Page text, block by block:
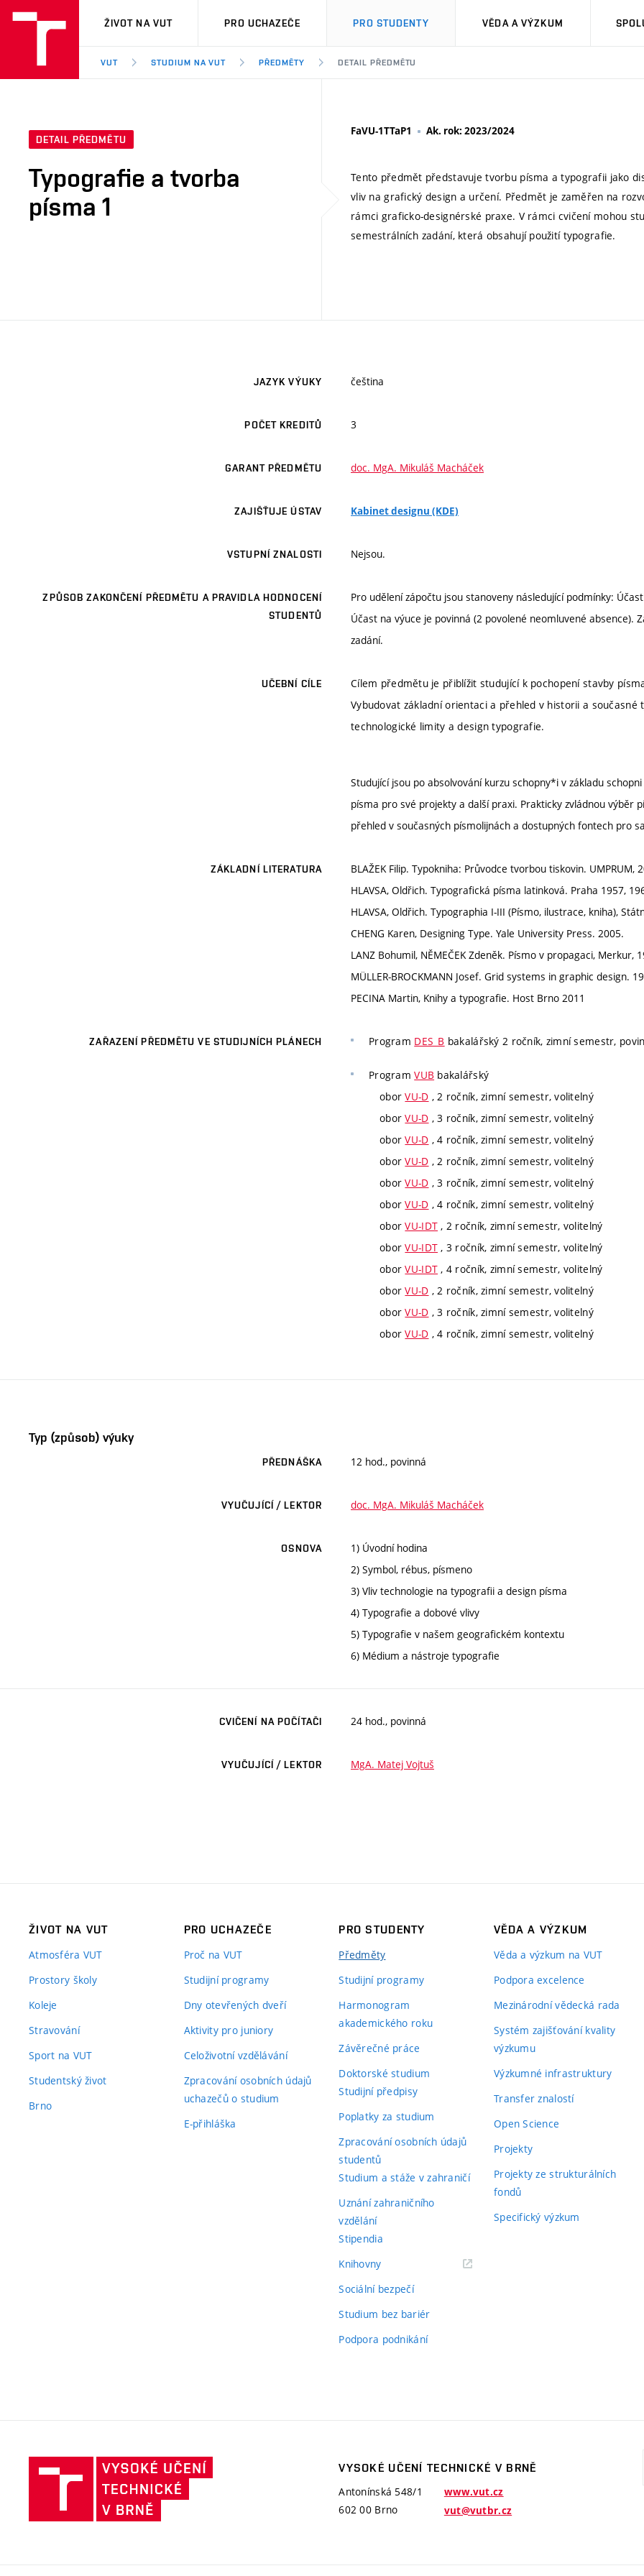
VUT
ŽIVOT NA VUT PRO UCHAZEČE PRO STUDENTY VĚDA A VÝZKUM
VUT STUDIUM NA VUT PŘEDMĚTY DETAIL PŘEDMĚTU
DETAIL PŘEDMĚTU
Typografie a tvorba
písma 1
FaVU-1TTaP1 Ak. rok: 2023/2024
Tento předmět představuje tvorbu písma a typografii jako
vliv na grafický design a určení. Předmět je zaměřen na
rámci graficko-designérské praxe. V rámci cvičení mohou
semestrálních zadání, která obsahují použití typografie.
JAZYK VÝUKY čeština
POČET KREDITŮ 3
GARANT PŘEDMĚTU doc. MgA. Mikuláš Macháček
ZAJIŠŤUJE ÚSTAV Kabinet designu (KDE)
VSTUPNÍ ZNALOSTI Nejsou.
ZPŮSOB ZAKONČENÍ PŘEDMĚTU A PRAVIDLA HODNOCENÍ
STUDENTŮ
Pro udělení zápočtu jsou stanoveny následující podmínky:
Účast na výuce je povinná (2 povolené neomluvené
zadání.
UČEBNÍ CÍLE
Cílem předmětu je přiblížit studující k pochopení stavby
Vybudovat základní orientaci a přehled v historii a
technologické limity a design typografie.
Studující jsou po absolvování kurzu schopny*i v základu
písma pro své projekty a další praxi. Prakticky zvládnou
přehled v současných písmolijnách a dostupných fontech pro
ZÁKLADNÍ LITERATURA
BLAŽEK Filip. Typokniha: Průvodce tvorbou tiskovin. UMPRUM,
HLAVSA, Oldřich. Typografická písma latinková. Praha 1957,
HLAVSA, Oldřich. Typographia I-III (Písmo, ilustrace, kniha),
CHENG Karen, Designing Type. Yale University Press. 2005.
LANZ Bohumil, NĚMEČEK Zdeněk. Písmo v propagaci, Merkur,
MÜLLER-BROCKMANN Josef. Grid systems in graphic design.
PECINA Martin, Knihy a typografie. Host Brno 2011
ZAŘAZENÍ PŘEDMĚTU VE STUDIJNÍCH PLÁNECH Program DES_B bakalářský 2 ročník, zimní semestr,
ProgramVUB bakalářský
oborVU-D , 2 ročník, zimní semestr, volitelný
oborVU-D , 3 ročník, zimní semestr, volitelný
oborVU-D , 4 ročník, zimní semestr, volitelný
oborVU-D , 2 ročník, zimní semestr, volitelný
oborVU-D , 3 ročník, zimní semestr, volitelný
oborVU-D , 4 ročník, zimní semestr, volitelný
oborVU-IDT , 2 ročník, zimní semestr, volitelný
oborVU-IDT , 3 ročník, zimní semestr, volitelný
oborVU-IDT , 4 ročník, zimní semestr, volitelný
oborVU-D , 2 ročník, zimní semestr, volitelný
oborVU-D , 3 ročník, zimní semestr, volitelný
oborVU-D , 4 ročník, zimní semestr, volitelný
Typ (způsob) výuky
PŘEDNÁŠKA 12 hod., povinná
VYUČUJÍCÍ / LEKTOR doc. MgA. Mikuláš Macháček
OSNOVA
1) Úvodní hodina
2) Symbol, rébus, písmeno
3) Vliv technologie na typografii a design písma
4) Typografie a dobové vlivy
5) Typografie v našem geografickém kontextu
6) Médium a nástroje typografie
CVIČENÍ NA POČÍTAČI 24 hod., povinná
VYUČUJÍCÍ / LEKTOR MgA. Matej Vojtuš
ŽIVOT NA VUT
Atmosféra VUT
Prostory školy
Koleje
Stravování
Sport na VUT
Studentský život
Brno
PRO UCHAZEČE
Proč na VUT
Studijní programy
Dny otevřených dveří
Aktivity pro juniory
Celoživotní vzdělávání
Zpracování osobních údajů
uchazečů o studium
E-přihláška
PRO STUDENTY
Předměty
Studijní programy
Harmonogram
akademického roku
Závěrečné práce
Doktorské studium
Studijní předpisy
Poplatky za studium
Zpracování osobních údajů
studentů
Studium a stáže v zahraničí
Uznání zahraničního
vzdělání
Stipendia
Knihovny(externí
Sociální bezpečí
Studium bez bariér
Podpora podnikání
VĚDA A VÝZKUM
Věda a výzkum na VUT
Podpora excelence
Mezinárodní vědecká rada
Systém zajišťování kvality
výzkumu
Výzkumné infrastruktury
Transfer znalostí
Open Science
Projekty
Projekty ze strukturálních
fondů
Specifický výzkum
učení
VYSOKÉ UČENÍ TECHNICKÉ V BRNĚ
Antonínská 548/1
602 00 Brno
www.vut.cz
vut@vutbr.cz